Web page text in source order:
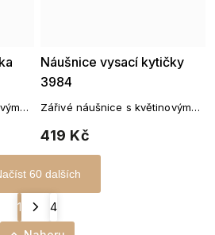
Náušnice vysací kytičky
3984
419 Kč
Zářivé náušnice s květinovým
60 dalších
1 4